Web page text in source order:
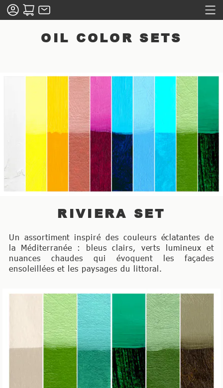
OIL COLOR SETS
RIVIERA SET
Un assortiment inspiré des couleurs éclatantes de
la Méditerranée : bleus clairs, verts lumineux et
nuances chaudes qui évoquent les façades
ensoleillées et les paysages du littoral.